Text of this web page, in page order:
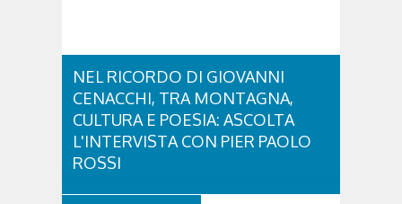
NEL RICORDO DI GIOVANNI
CENACCHI, TRA MONTAGNA,
CULTURA E POESIA: ASCOLTA
L'INTERVISTA CON PIER PAOLO
ROSSI